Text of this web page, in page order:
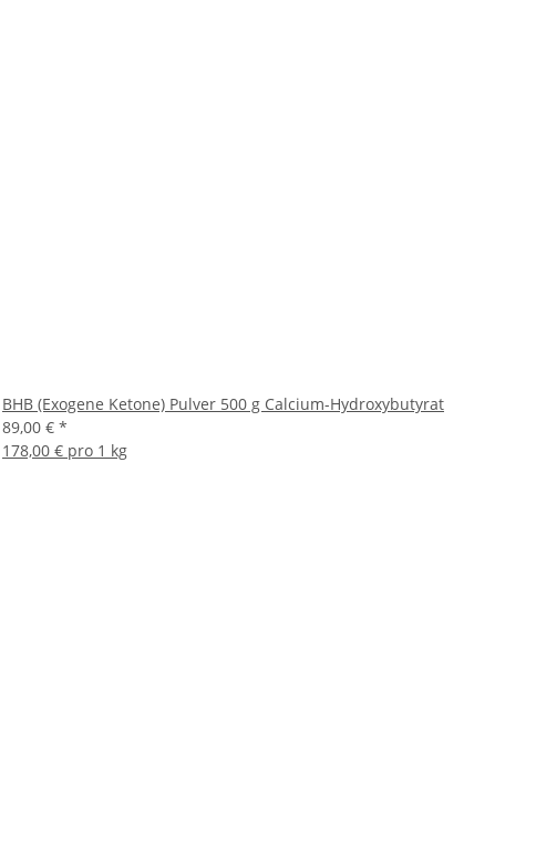
BHB (Exogene Ketone) Pulver 500 g Calcium-Hydroxybutyrat
89,00 € *
178,00 € pro 1 kg